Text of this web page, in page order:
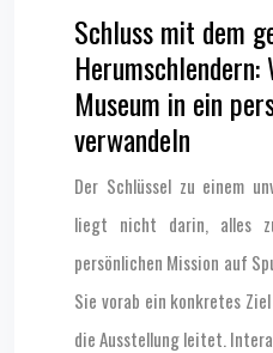
Schluss mit dem
Museum in ein
verwandeln
Der Schlüssel zu einem
liegt nicht darin, alles
persönlichen Mission auf
Sie vorab ein konkretes
die Ausstellung leitet.